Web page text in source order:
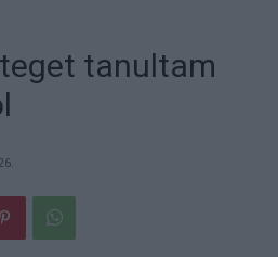
tanultam